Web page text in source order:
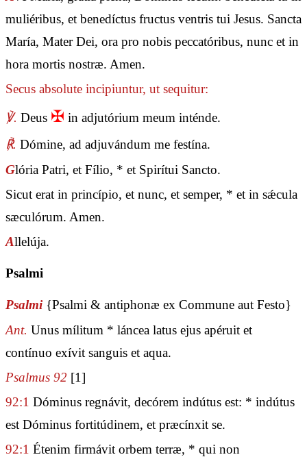
muliéribus, et benedíctus fructus ventris tui Jesus. Sancta
María, Mater Dei, ora pro nobis peccatóribus, nunc et in
hora mortis nostræ. Amen.
Secus absolute incipiuntur, ut sequitur:
℣. Deus ✠ in adjutórium meum inténde.
℟. Dómine, ad adjuvándum me festína.
Glória Patri, et Fílio, * et Spirítui Sancto.
Sicut erat in princípio, et nunc, et semper, * et in sǽcula
sæculórum. Amen.
Allelúja.
Psalmi
Psalmi {Psalmi & antiphonæ ex Commune aut Festo}
Ant. Unus mílitum * láncea latus ejus apéruit et
contínuo exívit sanguis et aqua.
Psalmus 92 [1]
92:1 Dóminus regnávit, decórem indútus est: * indútus
est Dóminus fortitúdinem, et præcínxit se.
92:1 Étenim firmávit orbem terræ, * qui non